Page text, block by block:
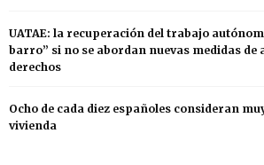
UATAE: la recuperación del trabajo
barro” si no se abordan nuevas medidas de
derechos
Ocho de cada diez españoles consideran
vivienda